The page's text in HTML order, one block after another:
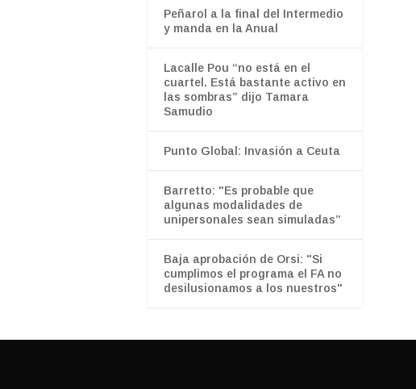
Peñarol a la final del Intermedio
y manda en la Anual
Lacalle Pou “no está en el
cuartel. Está bastante activo en
las sombras” dijo Tamara
Samudio
Punto Global: Invasión a Ceuta
Barretto: "Es probable que
algunas modalidades de
unipersonales sean simuladas”
Baja aprobación de Orsi: "Si
cumplimos el programa el FA no
desilusionamos a los nuestros"